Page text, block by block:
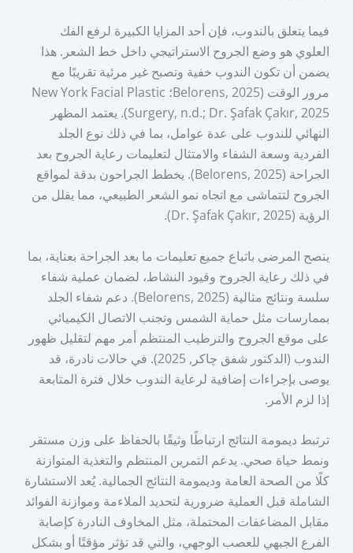
فيما يتعلق بالندوب، فإن أحد المزايا الكبيرة لرفع الفك
العلوي هو وضع الجروح الاستراتيجي داخل خط الشعر. هذا
يضمن أن تكون الندوب خفية وتصبح غير مرئية تقريبًا مع
مرور الوقت (Belorens, 2025؛ New York Facial Plastic
Surgery, n.d.; Dr. Şafak Çakır, 2025). يعتمد المظهر
النهائي للندوب على عدة عوامل، بما في ذلك نوع الجلد
الفردية وسعة الشفاء والامتثال لتعليمات رعاية الجروح بعد
الجراحة (Belorens, 2025). يخطط الجراحون بدقة لمواقع
الجروح لتتماشى مع اتجاه نمو الشعر الطبيعي، مما يقلل من
الرؤية (Dr. Şafak Çakır, 2025).
ينصح المرضى باتباع جميع تعليمات ما بعد الجراحة بعناية، بما
في ذلك رعاية الجروح وقيود النشاط، لضمان عملية شفاء
سلسة ونتائج مثالية (Belorens, 2025). دعم شفاء الجلد
بممارسات مثل حماية الشمس وتجنب الاتصال الكيميائي
على موقع الجروح والترطيب المنتظم أمر مهم لتقليل ظهور
الندوب (الدكتور شفق چاكر, 2025). في حالات نادرة، قد
يوصى بإجراءات إضافية لرعاية الندوب خلال فترة المتابعة
إذا لزم الأمر.
ترتبط ديمومة النتائج ارتباطًا وثيقًا بالحفاظ على وزن مستقر
ونمط حياة صحي. يدعم التمرين المنتظم والتغذية المتوازنة
كلًا من الصحة العامة وديمومة النتائج الجمالية. يُعد الاستشارة
الشاملة قبل العملية ضرورية لتحديد الملاءمة وموازنة الفوائد
مقابل المضاعفات المحتملة، مثل المخاوف النادرة كإصابة
الفرع الجبهي للعصب الوجهي، والتي قد تؤثر مؤقتًا أو بشكل